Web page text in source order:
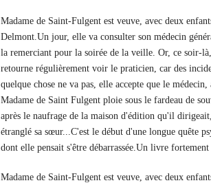
Madame de Saint-Fulgent est veuve, avec deux
Delmont.Un jour, elle va consulter son médecin
la remerciant pour la soirée de la veille. Or, ce soir-
retourne régulièrement voir le praticien, car des
quelque chose ne va pas, elle accepte que le
Madame de Saint Fulgent ploie sous le fardeau de
après le naufrage de la maison d'édition qu'il
étranglé sa sœur...C'est le début d'une longue quête
dont elle pensait s'être débarrassée.Un livre
Madame de Saint-Fulgent est veuve, avec deux